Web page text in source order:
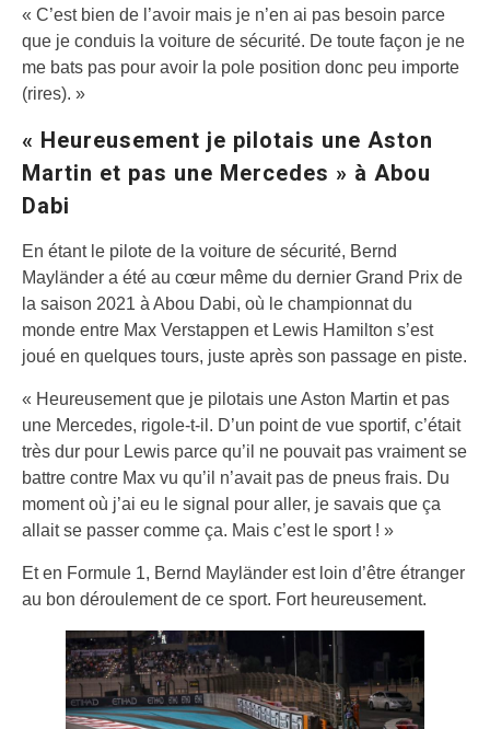
« C’est bien de l’avoir mais je n’en ai pas besoin parce
que je conduis la voiture de sécurité. De toute façon je ne
me bats pas pour avoir la pole position donc peu importe
(rires). »
« Heureusement je pilotais une Aston
Martin et pas une Mercedes » à Abou
Dabi
En étant le pilote de la voiture de sécurité, Bernd
Mayländer a été au cœur même du dernier Grand Prix de
la saison 2021 à Abou Dabi, où le championnat du
monde entre Max Verstappen et Lewis Hamilton s’est
joué en quelques tours, juste après son passage en piste.
« Heureusement que je pilotais une Aston Martin et pas
une Mercedes, rigole-t-il. D’un point de vue sportif, c’était
très dur pour Lewis parce qu’il ne pouvait pas vraiment se
battre contre Max vu qu’il n’avait pas de pneus frais. Du
moment où j’ai eu le signal pour aller, je savais que ça
allait se passer comme ça. Mais c’est le sport ! »
Et en Formule 1, Bernd Mayländer est loin d’être étranger
au bon déroulement de ce sport. Fort heureusement.